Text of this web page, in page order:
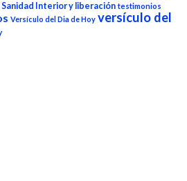
Sanidad Interior y liberación testimonios
Versículo del Dia de Hoy versículo del